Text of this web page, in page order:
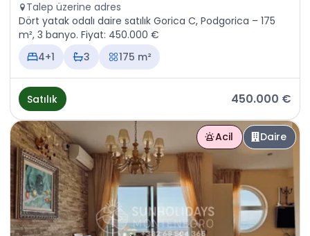
Talep üzerine adres
Dört yatak odalı daire satılık Gorica C, Podgorica – 175
m², 3 banyo. Fiyat: 450.000 €
4+1
3 175 m²
Satılık 450.000 €
Acil Daire